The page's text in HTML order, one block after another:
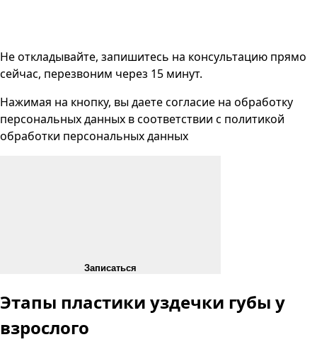
Не откладывайте, запишитесь на консультацию прямо
сейчас, перезвоним через 15 минут.
Нажимая на кнопку, вы даете согласие на обработку
персональных данных в соответствии с политикой
обработки персональных данных
Записаться
Этапы пластики уздечки губы у
взрослого